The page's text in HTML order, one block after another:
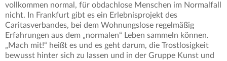
vollkommen normal, für obdachlose Menschen im Normalfall
nicht. In Frankfurt gibt es ein Erlebnisprojekt des
Caritasverbandes, bei dem Wohnungslose regelmäßig
Erfahrungen aus dem „normalen“ Leben sammeln können.
„Mach mit!“ heißt es und es geht darum, die Trostlosigkeit
bewusst hinter sich zu lassen und in der Gruppe Kunst und